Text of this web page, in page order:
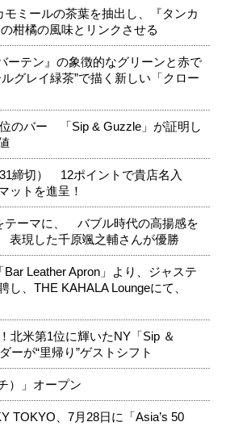
ミールの茶葉を抽出し、『タンカ
柑橘の風味とリンクさせる
ーテン』の象徴的なグリーンと赤で
グレイ緑茶”で描く新しい「クロー
のバー 「Sip & Guzzle」が証明し
締切） 12ポイントで貴店名入
ットを進呈！
テーマに、 バブル時代の高揚感を
現した千原颯之輔さんが優勝
Leather Apron」より、ジャステ
し、THE KAHALA Loungeにて、
北米第1位に輝いたNY「Sip ＆
ーが“里帰り”ゲストシフト
）」オープン
TOKYO、7月28日に「Asia’s 50